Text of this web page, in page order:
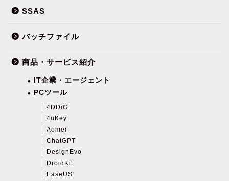
SSAS
バッチファイル
商品・サービス紹介
IT企業・エージェント
PCツール
4DDiG
4uKey
Aomei
ChatGPT
DesignEvo
DroidKit
EaseUS